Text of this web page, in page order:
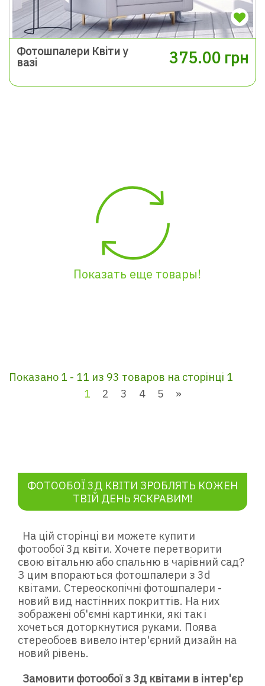
Фотошпалери Квіти у
вазі
375.00 грн
Показать еще товары!
Показано 1 - 11 из 93 товаров на сторінці 1
1
2 3 4 5 »
ФОТООБОЇ 3Д КВІТИ ЗРОБЛЯТЬ КОЖЕН
ТВІЙ ДЕНЬ ЯСКРАВИМ!
На цій сторінці ви можете купити
фотообої 3д квіти. Хочете перетворити
свою вітальню або спальню в чарівний сад?
З цим впораються фотошпалери з 3d
квітами. Стереоскопічні фотошпалери -
новий вид настінних покриттів. На них
зображені об'ємні картинки, які так і
хочеться доторкнутися руками. Поява
стереобоев вивело інтер'єрний дизайн на
новий рівень.
Замовити фотообоїз 3д квітами в інтер'єр